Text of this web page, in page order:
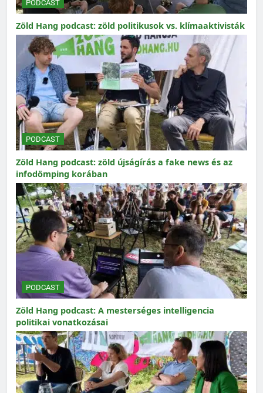
PODCAST
Zöld Hang podcast: zöld politikusok vs. klímaaktivisták
PODCAST
Zöld Hang podcast: zöld újságírás a fake news és az
infodömping korában
PODCAST
Zöld Hang podcast: A mesterséges intelligencia
politikai vonatkozásai